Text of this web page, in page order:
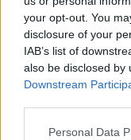
your opt-out. You
disclosure of your
IAB’s list of
also be disclosed by
Downstream
Please note that
Personal Data
HOGY LENNE
NEM ennyi !!!
Arrol van szo
(baleset/
majd kiszamlazni
fizetni de ha van